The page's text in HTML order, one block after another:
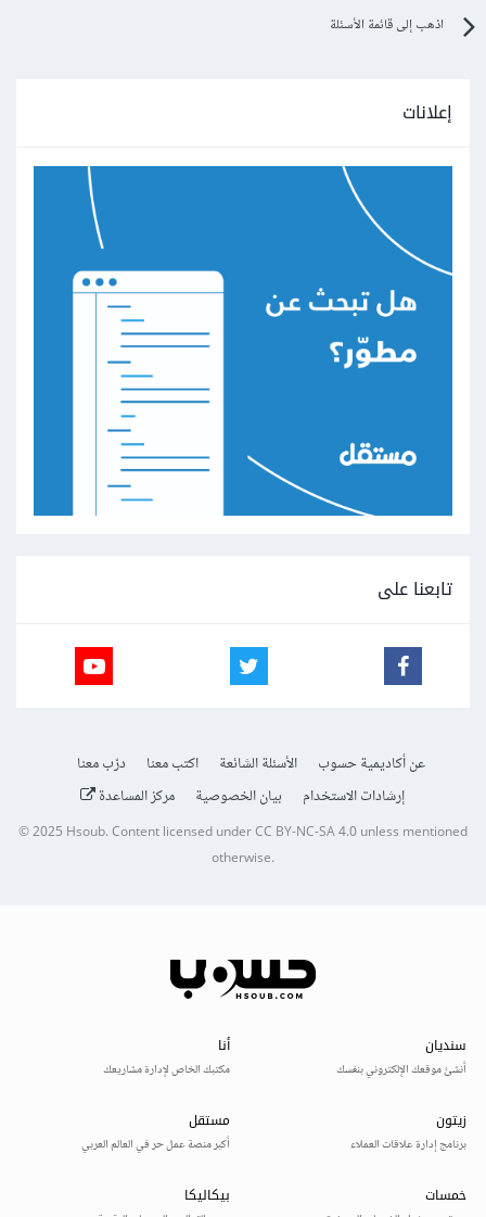
اذهب إلى قائمة الأسئلة
إعلانات
تابعنا على
عن أكاديمية حسوب الأسئلة الشائعة اكتب معنا
درّب معنا
إرشادات الاستخدام
بيان الخصوصية مركز المساعدة
© 2025Hsoub.Content licensed underCC BY-NC-SA 4.0unless mentioned
otherwise.